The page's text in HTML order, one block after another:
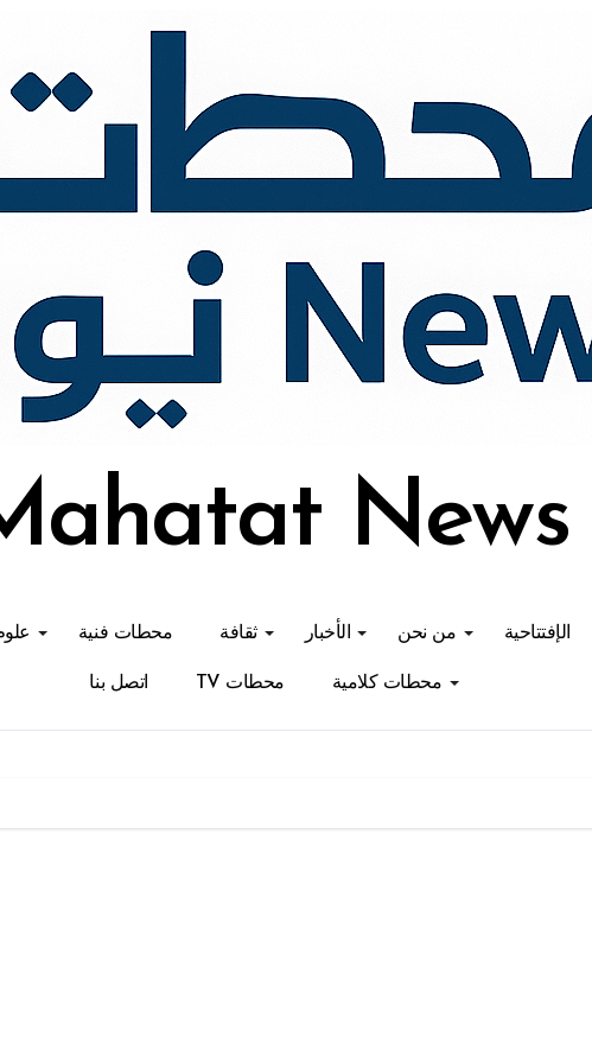
News
الإفتتاحية من نحن الأخبار ثقافة محطات فنية
محطات كلامية محطات TV اتصل بنا